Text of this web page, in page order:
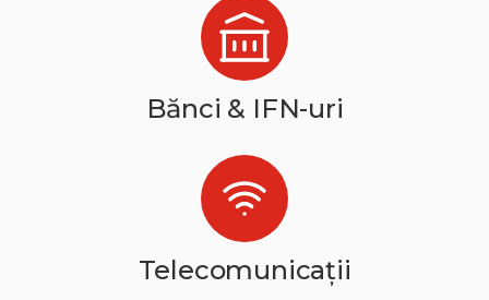
Bănci & IFN-uri
Telecomunicații